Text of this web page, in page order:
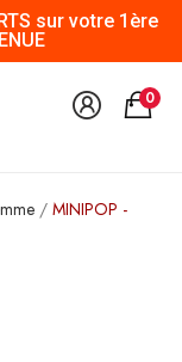
sur votre 1ère
0
MINIPOP -